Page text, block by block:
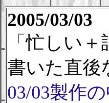
2005/03/03
「忙しい
書いた直後
03/03製作